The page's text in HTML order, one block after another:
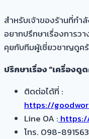
สำหรับเจ้าของร้านที่ก
อยากปรึกษาเรื่องการว
คุยกับทีมผู้เชี่ยวชาญดูค
ปรึกษาเรื่อง “เครื่องดู
ติดต่อได้ที่ :
https://
Line OA :
โทร. 098-